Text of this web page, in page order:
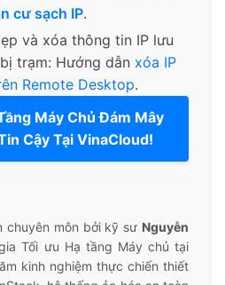
cư sạch IP.
và xóa thông tin IP lưu
trạm: Hướng dẫn xóa IP
Remote Desktop.
Máy Chủ Đám Mây
Cậy Tại VinaCloud!
chuyên môn bởi kỹ sư Nguyễn
Tối ưu Hạ tầng Máy chủ tại
kinh nghiệm thực chiến thiết